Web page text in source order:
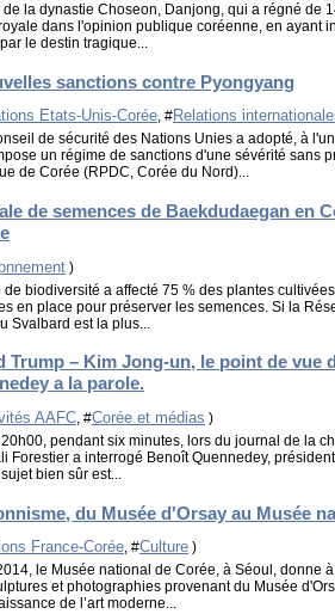
la dynastie Choseon, Danjong, qui a régné de
dans l'opinion publique coréenne, en ayant
le destin tragique...
sanctions contre Pyongyang
Etats-Unis-Corée, #Relations
de sécurité des Nations Unies a adopté, à
un régime de sanctions d'une sévérité sans
de Corée (RPDC, Corée du Nord)...
de semences de Baekdudaegan en
)
de biodiversité a affecté 75 % des plantes
en place pour préserver les semences. Si la
Svalbard est la plus...
Trump – Kim Jong-un, le point de vue
a la parole.
AAFC, #Corée et médias )
pendant six minutes, lors du journal de la
Forestier a interrogé Benoît Quennedey,
bien sûr est...
du Musée d'Orsay au Musée
France-Corée, #Culture )
le Musée national de Corée, à Séoul, donne
et photographies provenant du Musée
de l’art moderne...